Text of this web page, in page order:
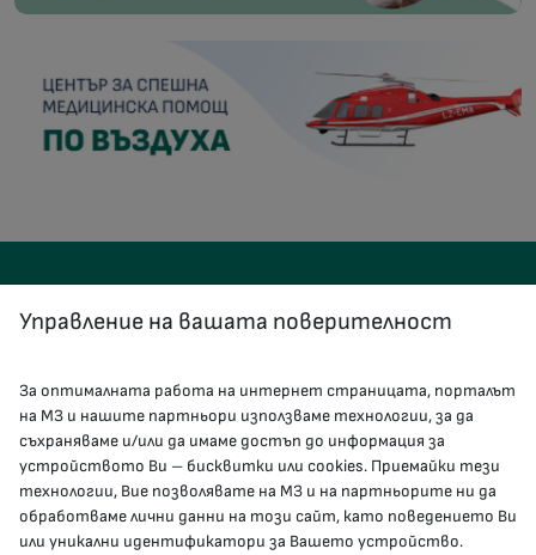
КОНТАКТИ
гр.София, 1000, пл. „Света Неделя“ №5
delovodstvo@mh.government.bg
Управление на вашата поверителност
За оптималната работа на интернет страницата, порталът
на МЗ и нашите партньори използваме технологии, за да
съхраняваме и/или да имаме достъп до информация за
устройството Ви – бисквитки или cookies. Приемайки тези
технологии, Вие позволявате на МЗ и на партньорите ни да
обработваме лични данни на този сайт, като поведението Ви
или уникални идентификатори за Вашето устройство.